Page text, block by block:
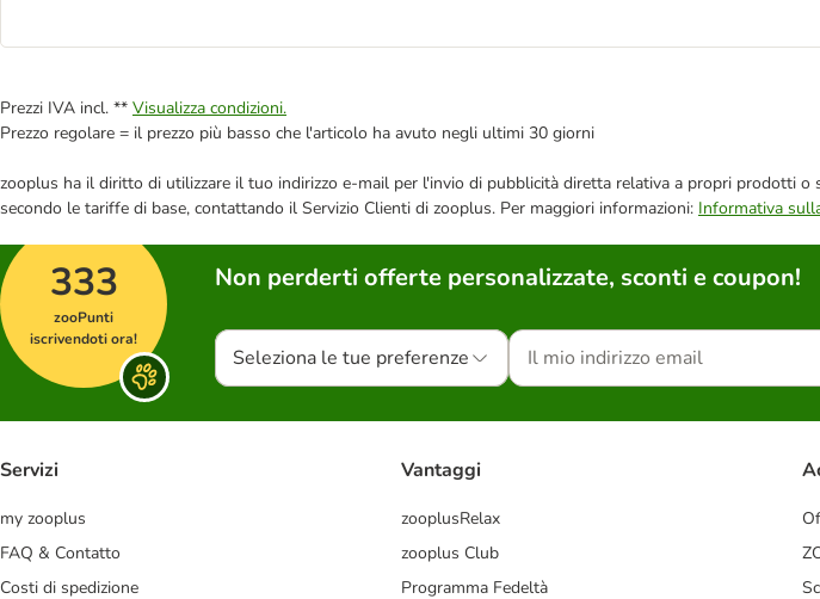
Prezzi IVA incl. ** Visualizza condizioni.
Prezzo regolare = il prezzo più basso che l'articolo ha avuto negli ultimi 30 giorni
zooplus ha il diritto di utilizzare il tuo indirizzo e-mail per l'invio di pubblicità diretta relativa a propri prodotti
secondo le tariffe di base, contattando il Servizio Clienti di zooplus. Per maggiori informazioni: Informativa
333
zooPunti
iscrivendoti ora!
Non perderti offerte personalizzate, sconti e coupon!
Seleziona le tue preferenze
Servizi
my zooplus
FAQ & Contatto
Costi di spedizione
Vantaggi
zooplusRelax
zooplus Club
Programma Fedeltà